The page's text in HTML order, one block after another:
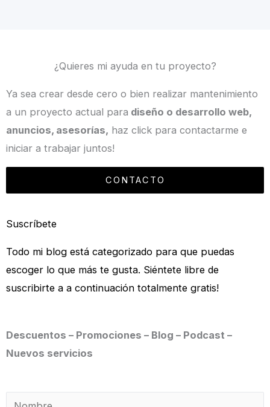
¿Quieres mi ayuda en tu proyecto?
Ya sea crear desde cero o bien realizar mantenimiento
a un proyecto actual para diseño o desarrollo web,
anuncios, asesorías, haz click para contactarme e
iniciar a trabajar juntos!
CONTACTO
Suscríbete
Todo mi blog está categorizado para que puedas
escoger lo que más te gusta. Siéntete libre de
suscribirte a a continuación totalmente gratis!
Descuentos – Promociones – Blog – Podcast –
Nuevos servicios